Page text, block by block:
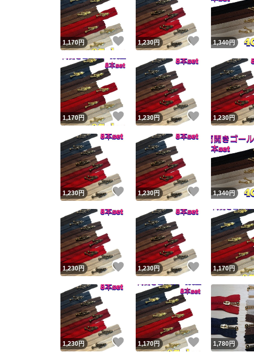
1,170円 いいね！
1,230円 いいね！
1,340円
1,170円 いいね！
1,230円 いいね！
1,230円
1,230円 いいね！
1,230円 いいね！
1,340円
1,230円 いいね！
1,230円 いいね！
1,170円
1,230円 いいね！
1,170円 いいね！
1,780円